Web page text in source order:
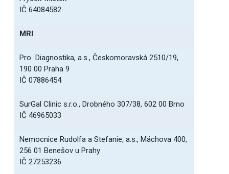
IČ 64084582
MRI
Pro Diagnostika, a.s., Českomoravská 2510/19,
190 00 Praha 9
IČ 07886454
SurGal Clinic s.r.o., Drobného 307/38, 602 00 Brno
IČ 46965033
Nemocnice Rudolfa a Stefanie, a.s., Máchova 400,
256 01 Benešov u Prahy
IČ 27253236